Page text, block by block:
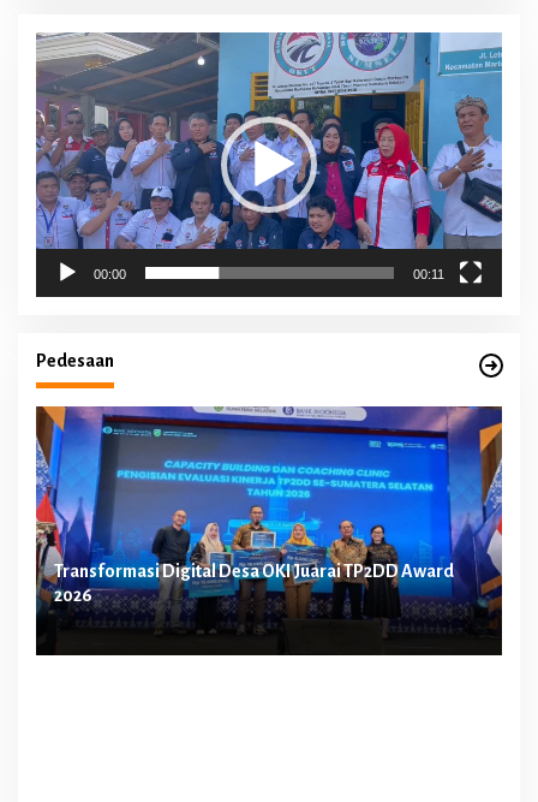
Pemutar
Video
00:00 00:11
Pedesaan
Transformasi Digital Desa OKI Juarai TP2DD Award
2026